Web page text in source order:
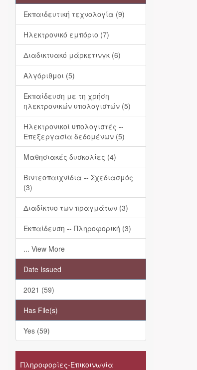
Εκπαιδευτική τεχνολογία (9)
Ηλεκτρονικό εμπόριο (7)
Διαδικτυακό μάρκετινγκ (6)
Αλγόριθμοι (5)
Εκπαίδευση με τη χρήση
ηλεκτρονικών υπολογιστών (5)
Ηλεκτρονικοί υπολογιστές --
Επεξεργασία δεδομένων (5)
Μαθησιακές δυσκολίες (4)
Βιντεοπαιχνίδια -- Σχεδιασμός
(3)
Διαδίκτυο των πραγμάτων (3)
Εκπαίδευση -- Πληροφορική (3)
... View More
Date Issued
2021 (59)
Has File(s)
Yes (59)
Πληροφορίες-Επικοινωνία